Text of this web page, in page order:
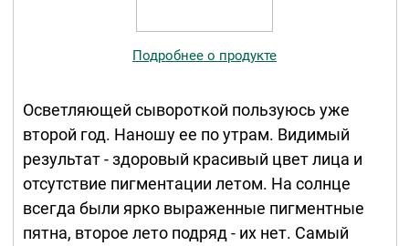
Подробнее о продукте
Осветляющей сывороткой пользуюсь уже
второй год. Наношу ее по утрам. Видимый
результат - здоровый красивый цвет лица и
отсутствие пигментации летом. На солнце
всегда были ярко выраженные пигментные
пятна, второе лето подряд - их нет. Самый